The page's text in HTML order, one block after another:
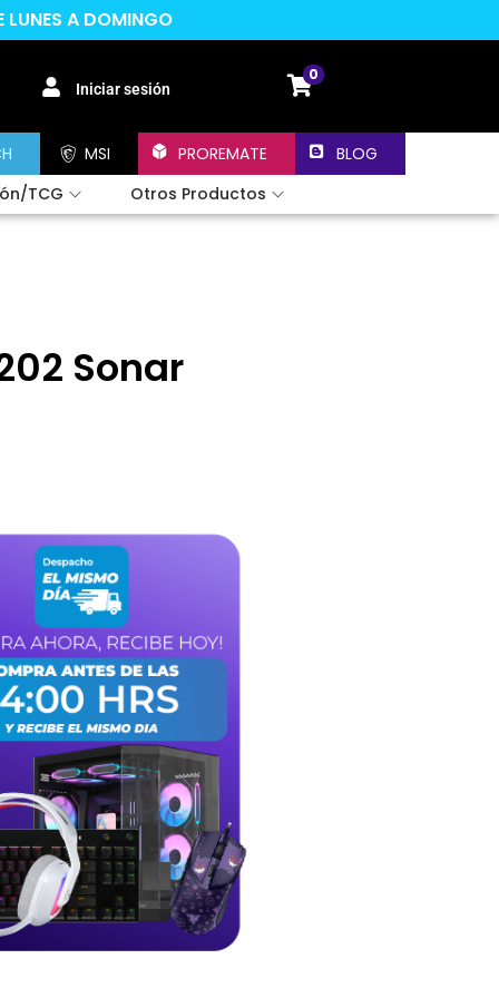
LUNES A DOMINGO
Iniciar sesión
0
MSI PROREMATE
BLOG
TCG
Otros Productos
Sonar